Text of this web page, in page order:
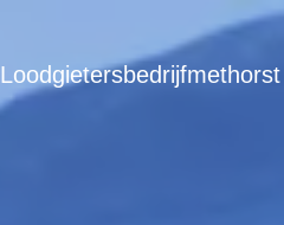
Loodgietersbedrijfmethorst